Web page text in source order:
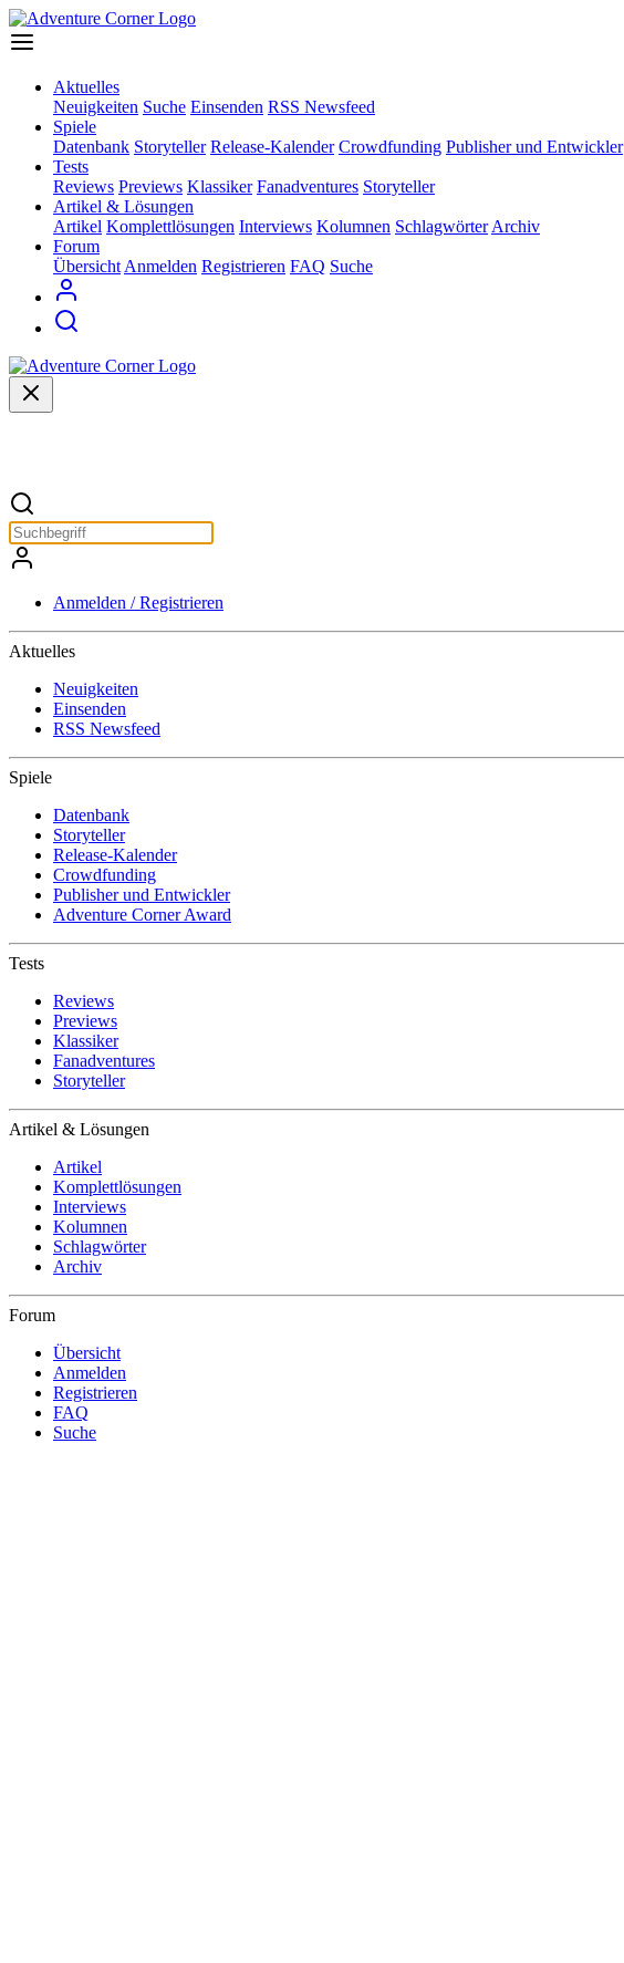
Aktuelles
Neuigkeiten Suche Einsenden RSS Newsfeed
Spiele
Datenbank Storyteller Release-Kalender Crowdfunding Publisher und Entwickler
Tests
Reviews Previews Klassiker Fanadventures Storyteller
Artikel & Lösungen
Artikel Komplettlösungen Interviews Kolumnen Schlagwörter Archiv
Forum
Übersicht Anmelden Registrieren FAQ Suche
Anmelden / Registrieren
Aktuelles
Neuigkeiten
Einsenden
RSS Newsfeed
Spiele
Datenbank
Storyteller
Release-Kalender
Crowdfunding
Publisher und Entwickler
Adventure Corner Award
Tests
Reviews
Previews
Klassiker
Fanadventures
Storyteller
Artikel & Lösungen
Artikel
Komplettlösungen
Interviews
Kolumnen
Schlagwörter
Archiv
Forum
Übersicht
Anmelden
Registrieren
FAQ
Suche